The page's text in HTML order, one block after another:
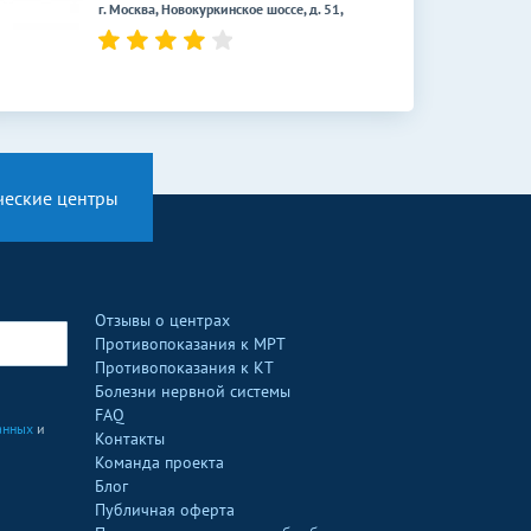
г. Москва, Новокуркинское шоссе, д. 51,
центры
и
Отзывы о центрах
Противопоказания к МРТ
Противопоказания к КТ
Болезни нервной системы
FAQ
Контакты
Команда проекта
Блог
Публичная оферта